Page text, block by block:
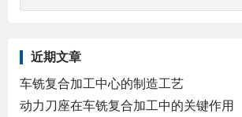
近期文章
车铣复合加工中心的制造工艺
动力刀座在车铣复合加工中的关键作用